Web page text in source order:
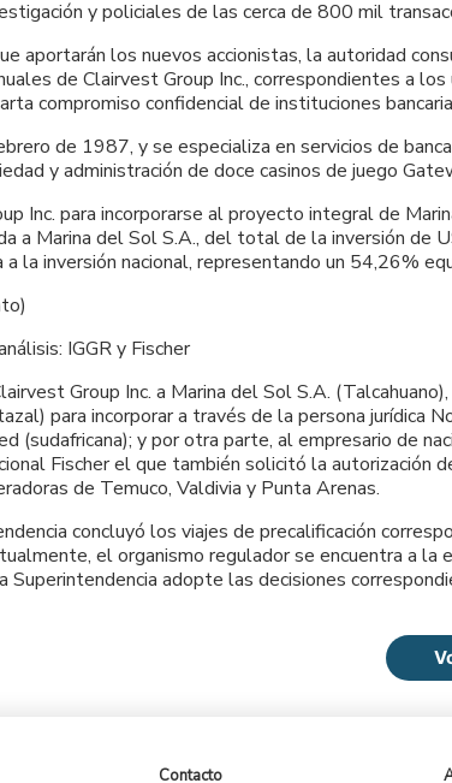
y policiales de las cerca de 800 mil
aportarán los nuevos accionistas, la autoridad
de Clairvest Group Inc., correspondientes a
compromiso confidencial de instituciones
de 1987, y se especializa en servicios de
y administración de doce casinos de juego
Inc. para incorporarse al proyecto integral de
a Marina del Sol S.A., del total de la inversión
la inversión nacional, representando un 54,26%
IGGR y Fischer
Group Inc. a Marina del Sol S.A.
para incorporar a través de la persona jurídica
(sudafricana); y por otra parte, al empresario de
Fischer el que también solicitó la autorización
de Temuco, Valdivia y Punta Arenas.
concluyó los viajes de precalificación
el organismo regulador se encuentra a
Superintendencia adopte las decisiones
Contacto